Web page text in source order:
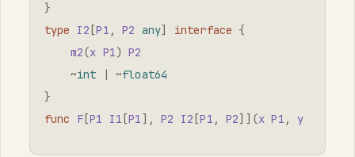
}
type
I2 [P1 , P2 any] interface {
m2(x P1) P2
~int | ~float64
}
func
F[P1 I1 [P1], P2 I2 [P1 , P2]](x P1 , y